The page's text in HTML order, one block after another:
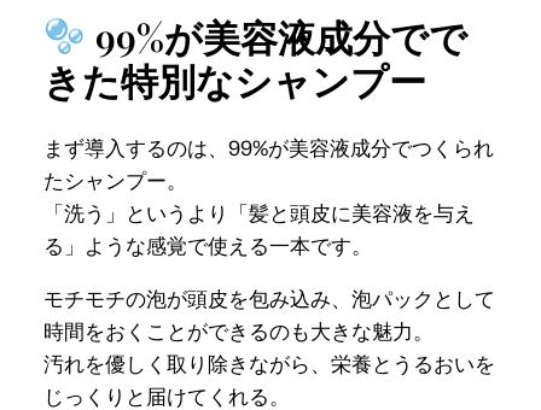
99%が美容液成分でで
きた特別なシャンプー
まず導入するのは、99%が美容液成分でつくられ
たシャンプー。
「洗う」というより「髪と頭皮に美容液を与え
る」ような感覚で使える一本です。
モチモチの泡が頭皮を包み込み、泡パックとして
時間をおくことができるのも大きな魅力。
汚れを優しく取り除きながら、栄養とうるおいを
じっくりと届けてくれる。